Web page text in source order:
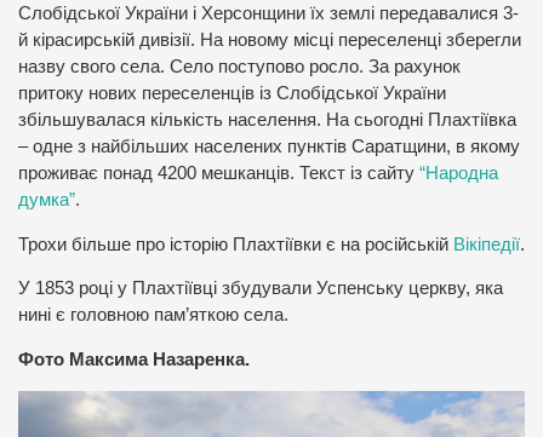
Слобідської України і Херсонщини їх землі передавалися 3-
й кірасирській дивізії. На новому місці переселенці зберегли
назву свого села. Село поступово росло. За рахунок
притоку нових переселенців із Слобідської України
збільшувалася кількість населення. На сьогодні Плахтіївка
– одне з найбільших населених пунктів Саратщини, в якому
проживає понад 4200 мешканців. Текст із сайту “Народна
думка”.
Трохи більше про історію Плахтіївки є на російській Вікіпедії.
У 1853 році у Плахтіївці збудували Успенську церкву, яка
нині є головною пам’яткою села.
Фото Максима Назаренка.